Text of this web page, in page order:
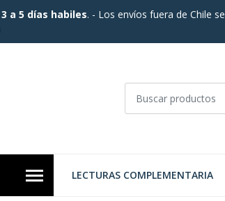
3 a 5 días habiles. - Los envíos fuera de Chile se
LECTURAS COMPLEMENTARIA